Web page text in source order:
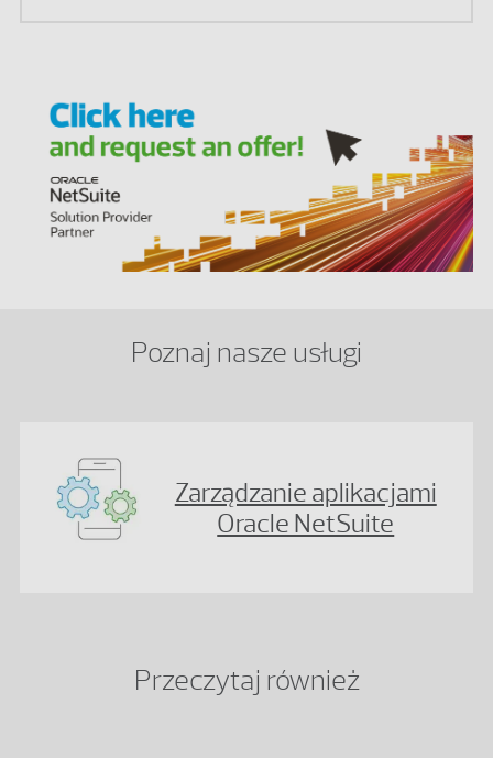
Poznaj nasze usługi
Zarządzanie aplikacjami
Oracle NetSuite
Przeczytaj również